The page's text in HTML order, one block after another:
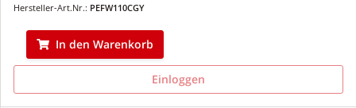
Hersteller-Art.Nr.: PEFW110CGY
In den Warenkorb
Einloggen